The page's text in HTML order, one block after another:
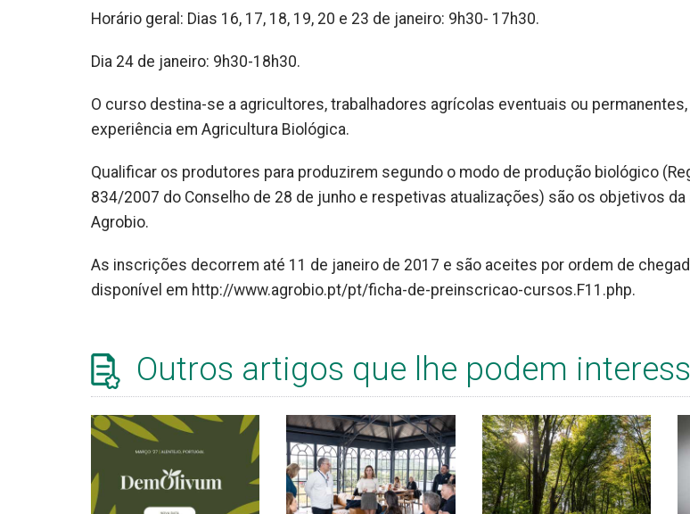
Horário geral: Dias 16, 17, 18, 19, 20 e 23 de janeiro: 9h30- 17h30.
Dia 24 de janeiro: 9h30-18h30.
O curso destina-se a agricultores, trabalhadores agrícolas eventuais ou
experiência em Agricultura Biológica.
Qualificar os produtores para produzirem segundo o modo de produção biológico
834/2007 do Conselho de 28 de junho e respetivas atualizações) são os objetivos da
Agrobio.
As inscrições decorrem até 11 de janeiro de 2017 e são aceites por ordem de
disponível em http://www.agrobio.pt/pt/ficha-de-preinscricao-cursos.F11.php.
Outros artigos que lhe podem